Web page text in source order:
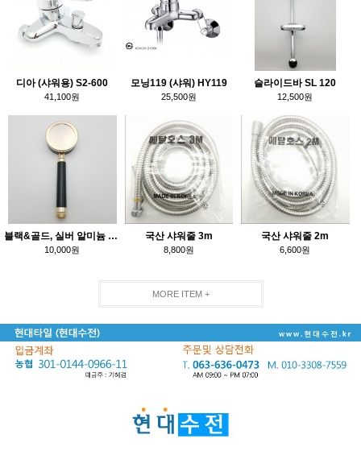
디아 (샤워용) S2-600
41,100원
모닝119 (샤워) HY119
25,500원
슬라이드바 SL 120
12,500원
블랙&골드, 실버 알미늄 수압상승(랜덤발송)
10,000원
국산 샤워줄 3m
8,800원
국산 샤워줄 2m
6,600원
MORE ITEM +